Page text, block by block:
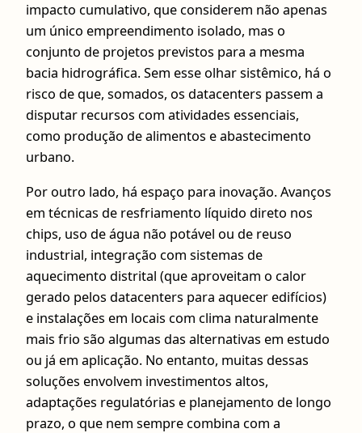
impacto cumulativo, que considerem não apenas
um único empreendimento isolado, mas o
conjunto de projetos previstos para a mesma
bacia hidrográfica. Sem esse olhar sistêmico, há o
risco de que, somados, os datacenters passem a
disputar recursos com atividades essenciais,
como produção de alimentos e abastecimento
urbano.
Por outro lado, há espaço para inovação. Avanços
em técnicas de resfriamento líquido direto nos
chips, uso de água não potável ou de reuso
industrial, integração com sistemas de
aquecimento distrital (que aproveitam o calor
gerado pelos datacenters para aquecer edifícios)
e instalações em locais com clima naturalmente
mais frio são algumas das alternativas em estudo
ou já em aplicação. No entanto, muitas dessas
soluções envolvem investimentos altos,
adaptações regulatórias e planejamento de longo
prazo, o que nem sempre combina com a